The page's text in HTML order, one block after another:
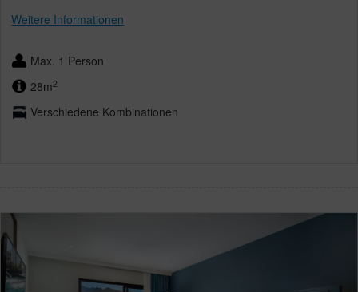
Weitere Informationen
Max. 1 Person
28m2
Verschiedene Kombinationen